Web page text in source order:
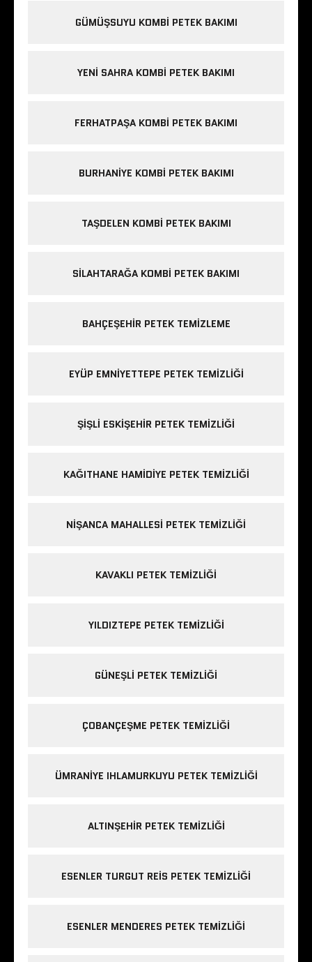
GÜMÜŞSUYU KOMBI PETEK BAKIMI
YENI SAHRA KOMBI PETEK BAKIMI
FERHATPAŞA KOMBI PETEK BAKIMI
BURHANIYE KOMBI PETEK BAKIMI
TAŞDELEN KOMBI PETEK BAKIMI
SILAHTARAĞA KOMBI PETEK BAKIMI
BAHÇEŞEHIR PETEK TEMIZLEME
EYÜP EMNIYETTEPE PETEK TEMIZLIĞI
ŞIŞLI ESKIŞEHIR PETEK TEMIZLIĞI
KAĞITHANE HAMIDIYE PETEK TEMIZLIĞI
NIŞANCA MAHALLESI PETEK TEMIZLIĞI
KAVAKLI PETEK TEMIZLIĞI
YILDIZTEPE PETEK TEMIZLIĞI
GÜNEŞLI PETEK TEMIZLIĞI
ÇOBANÇEŞME PETEK TEMIZLIĞI
ÜMRANIYE IHLAMURKUYU PETEK TEMIZLIĞI
ALTINŞEHIR PETEK TEMIZLIĞI
ESENLER TURGUT REIS PETEK TEMIZLIĞI
ESENLER MENDERES PETEK TEMIZLIĞI